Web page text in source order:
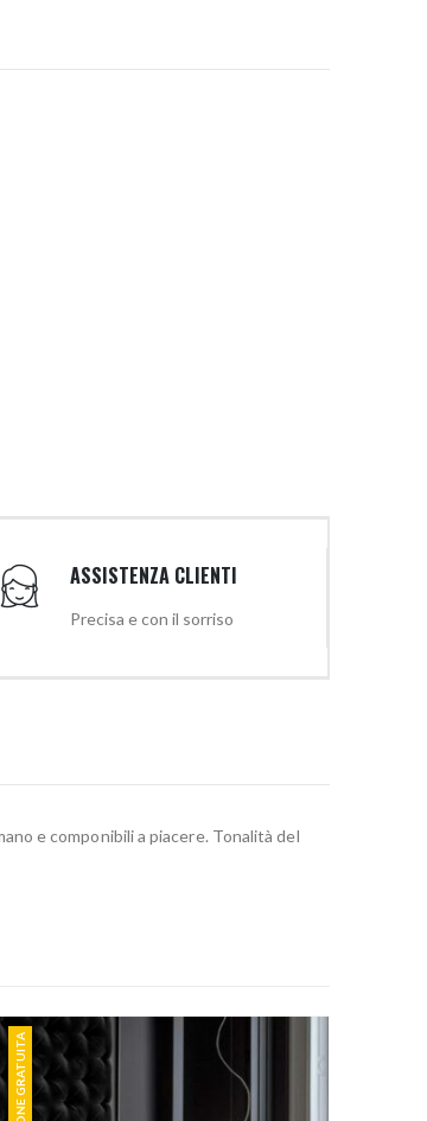
ASSISTENZA CLIENTI
Precisa e con il sorriso
e componibili a piacere. Tonalità del